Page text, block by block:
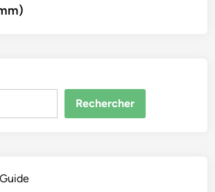
Rechercher